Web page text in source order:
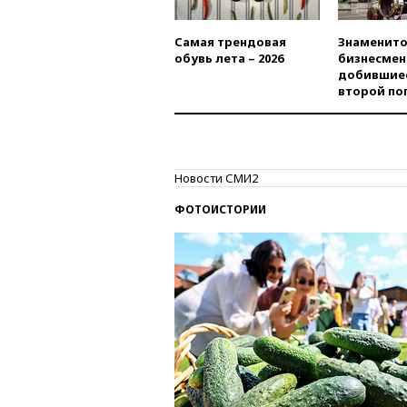
Самая трендовая
обувь лета – 2026
второй
Новости СМИ2
ФОТОИСТОРИИ